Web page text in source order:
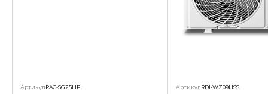
Артикул Артикул RDI-WZ09HSS/N1-OUT